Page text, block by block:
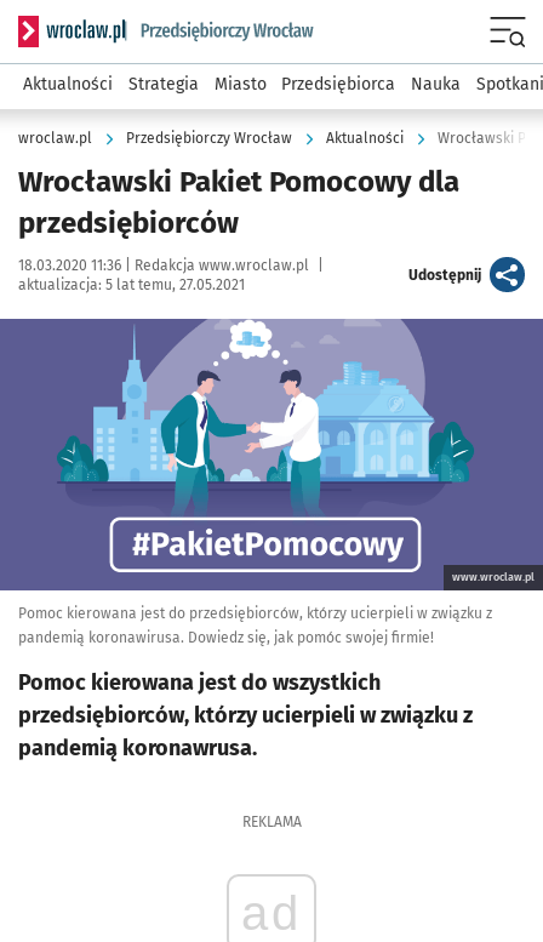
Serwis informacyjny wroclaw.pl podserwis: Strategia
Aktualności Strategia Miasto Przedsiębiorca Nauka
wroclaw.pl Przedsiębiorczy Wrocław Aktualności Wrocławski
Wrocławski Pakiet Pomocowy dla
przedsiębiorców
Data publikacji:
18.03.2020 11:36 | Autor:
Redakcja www.wroclaw.pl
aktualizacja: 5 lat temu, 27.05.2021
Udostępnijartykuł
Kliknij, aby powiększyć
www.wroclaw.pl
Pomoc kierowana jest do przedsiębiorców, którzy ucierpieli w związku z
pandemią koronawirusa. Dowiedz się, jak pomóc swojej firmie!
Pomoc kierowana jest do wszystkich
przedsiębiorców, którzy ucierpieli w związku z
pandemią koronawrusa.
REKLAMA
ad